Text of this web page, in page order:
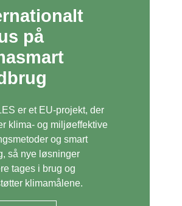
på
er et EU-projekt, der
klima- og miljøeffektive
og smart
så nye løsninger
tages i brug og
klimamålene.